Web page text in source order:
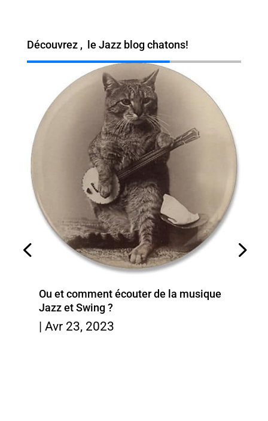
Découvrez , le Jazz blog chatons!
Ou et comment écouter de la musique
Jazz et Swing ?
| Avr 23, 2023